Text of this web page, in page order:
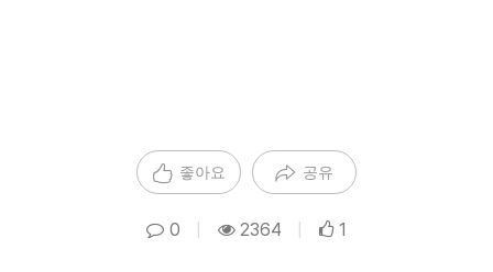
좋아요 공유
0 2364 1